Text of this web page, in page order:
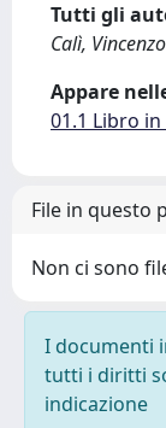
Tutti gli
Calì, Vincenzo
Appare
01.1 Libro
File in questo
Non ci sono
I documenti
tutti i diritti
indicazione